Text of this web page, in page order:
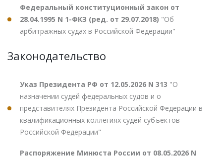
Федеральный конституционный закон от
28.04.1995 N 1-ФКЗ (ред. от 29.07.2018) "Об
арбитражных судах в Российской Федерации"
Законодательство
Указ Президента РФ от 12.05.2026 N 313 "О
назначении судей федеральных судов и о
представителях Президента Российской Федерации в
квалификационных коллегиях судей субъектов
Российской Федерации"
Распоряжение Минюста России от 08.05.2026 N